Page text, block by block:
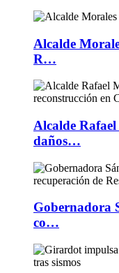
Alcalde
R…
Alcalde
daños…
Gobernadora
co…